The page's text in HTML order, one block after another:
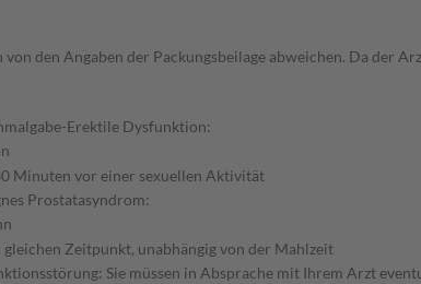
den Angaben der Packungsbeilage abweichen. Da der
Erektile Dysfunktion:
Minuten vor einer sexuellen Aktivität
Prostatasyndrom:
gleichen Zeitpunkt, unabhängig von der Mahlzeit
Sie müssen in Absprache mit Ihrem Arzt